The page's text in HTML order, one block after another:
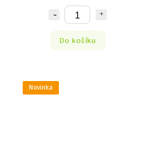
Do košíku
Novinka